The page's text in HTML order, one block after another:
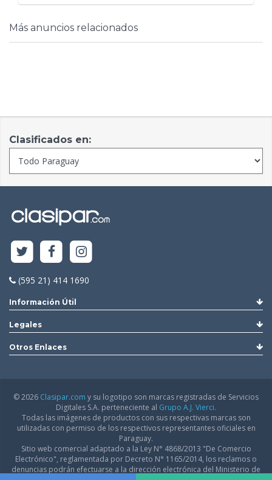
Más anuncios relacionados
Clasificados en:
(595 21) 414 1690
Información Útil
Legales
Otros Enlaces
© 2026 Clasipar.com y su logotipo son marcas registradas de Servicios
Digitales S.A. perteneciente al Grupo A.J. Vierci.
Todas las imágenes de productos con sus respectivas marcas son
utilizadas con permiso de los respectivos representantes oficiales en
Paraguay.
Sitio web comercial adaptado a la Ley N° 4868/2013 "De Comercio
Electrónico", reglamentada por Decreto N° 1165/2014, los reclamos o
denuncias podrán efectuarse a la dirección electrónica del Ministerio de